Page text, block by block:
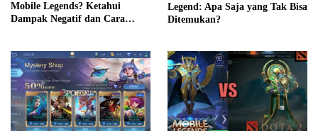
Mobile Legends? Ketahui
Dampak Negatif dan Cara
Legend: Apa Saja yang Tak Bisa
Ditemukan?